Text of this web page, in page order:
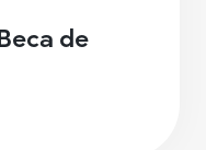
de